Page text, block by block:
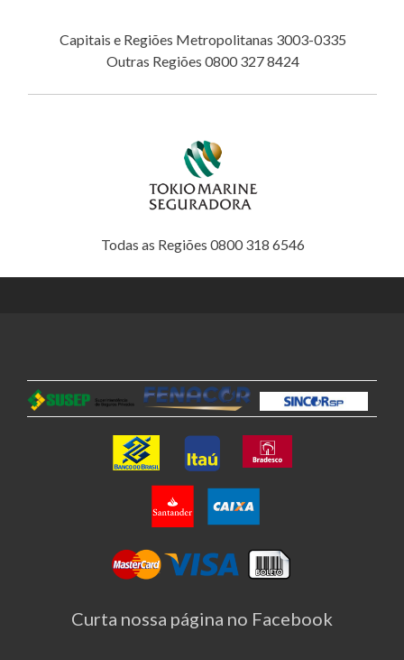
Capitais e Regiões Metropolitanas 3003-0335
Outras Regiões 0800 327 8424
Todas as Regiões 0800 318 6546
Curta nossa página no Facebook